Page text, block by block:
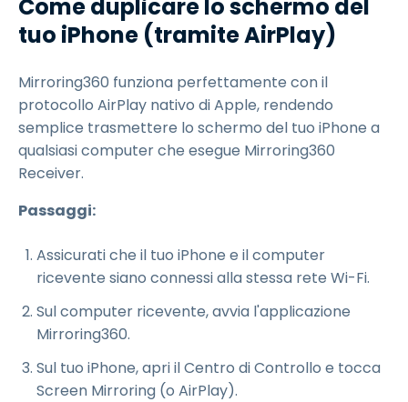
Come duplicare lo schermo del
tuo iPhone (tramite AirPlay)
Mirroring360 funziona perfettamente con il
protocollo AirPlay nativo di Apple, rendendo
semplice trasmettere lo schermo del tuo iPhone a
qualsiasi computer che esegue Mirroring360
Receiver.
Passaggi:
Assicurati che il tuo iPhone e il computer
ricevente siano connessi alla stessa rete Wi-Fi.
Sul computer ricevente, avvia l'applicazione
Mirroring360.
Sul tuo iPhone, apri il Centro di Controllo e tocca
Screen Mirroring (o AirPlay).